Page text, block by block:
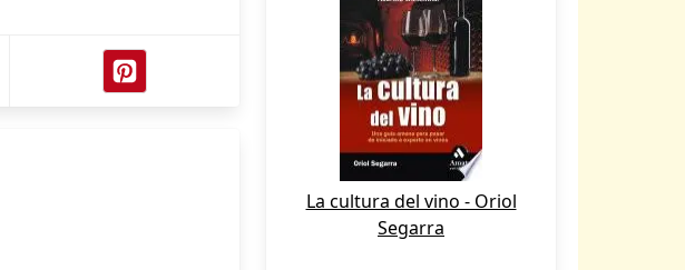
La cultura del vino - Oriol
Segarra